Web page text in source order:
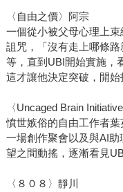
〈自由之價〉阿宗
一個從小被父母心理上
詛咒，「沒有走上哪條
等，直到UBI開始實施，
這才讓他決定突破，開始
〈Uncaged Brain
憤世嫉俗的自由工作者
一場創作聚會以及與AI
望之間動搖，逐漸看見
〈８０８〉靜川